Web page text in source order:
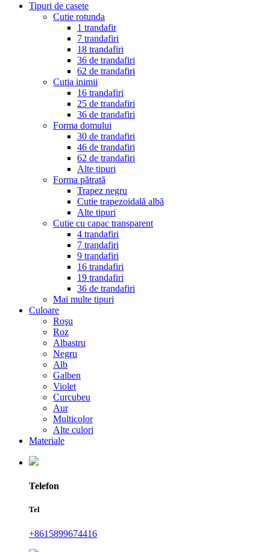
Tipuri de casete
Cutie rotunda
1 trandafir
7 trandafiri
18 trandafiri
36 de trandafiri
62 de trandafiri
Cutia inimii
16 trandafiri
25 de trandafiri
36 de trandafiri
Forma domului
30 de trandafiri
46 de trandafiri
62 de trandafiri
Alte tipuri
Forma pătrată
Trapez negru
Cutie trapezoidală albă
Alte tipuri
Cutie cu capac transparent
4 trandafiri
7 trandafiri
9 trandafiri
16 trandafiri
19 trandafiri
36 de trandafiri
Mai multe tipuri
Culoare
Roşu
Roz
Albastru
Negru
Alb
Galben
Violet
Curcubeu
Aur
Multicolor
Alte culori
Materiale
Telefon
Tel
+8615899674416